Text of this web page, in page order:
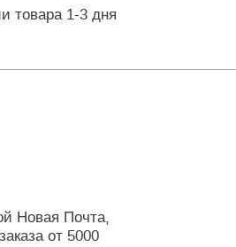
товара 1-3 дня
Новая Почта,
от 5000